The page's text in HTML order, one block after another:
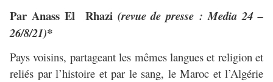
Par Anass El Rhazi (revue de presse : Media 24 –
26/8/21)*
Pays voisins, partageant les mêmes langues et religion et
reliés par l’histoire et par le sang, le Maroc et l’Algérie